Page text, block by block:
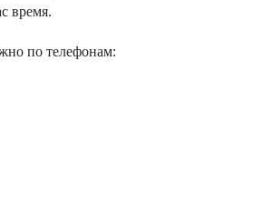
время.
по телефонам: